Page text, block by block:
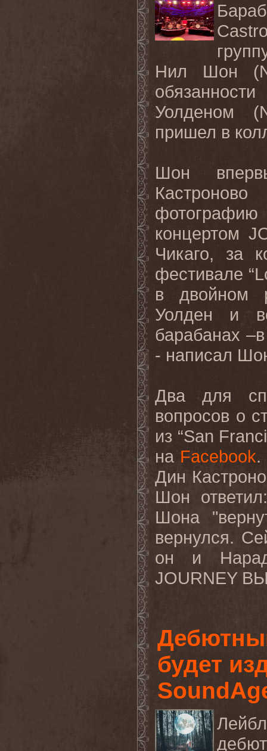
Нил
Шон
обязанности
Уолденом
пришел в
Шон
концертом
Чикаго, за
фестивале “
в двойном
Уолден и
барабанах –в
- написал
Два для
вопросов о
из “San
на Facebook.
Дин
Шон
ответил
Шона
вернулся.
он
и
JOURNEY
будет